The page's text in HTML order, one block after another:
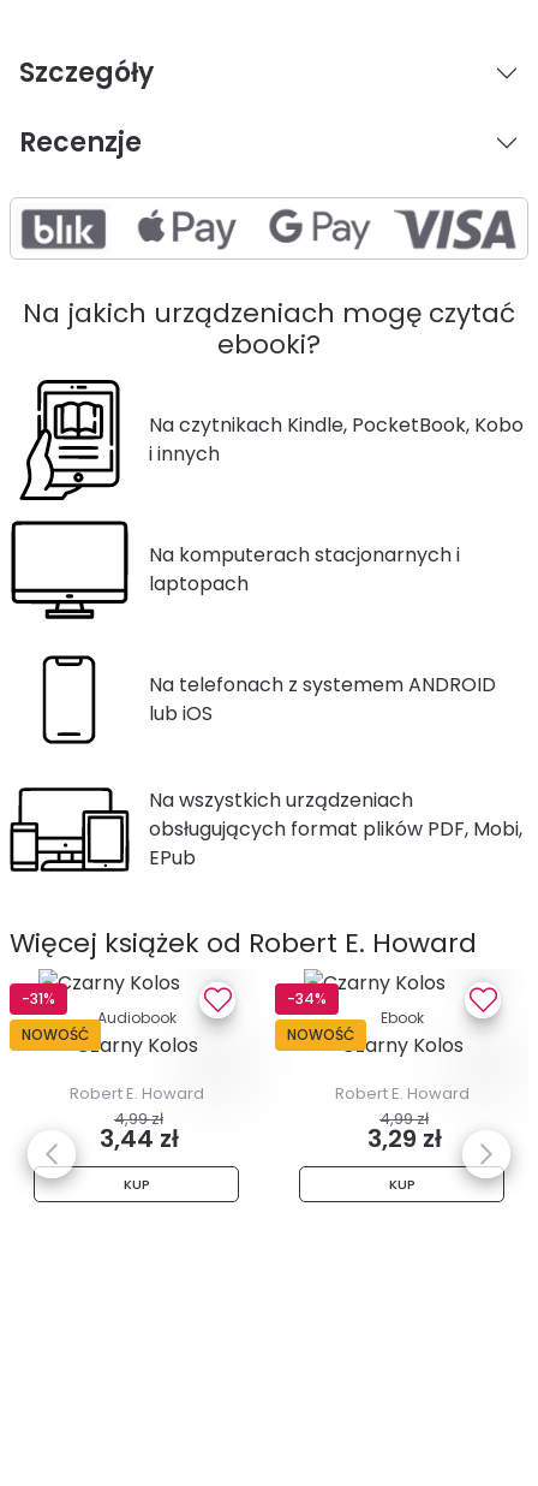
Szczegóły
Recenzje
Na jakich urządzeniach mogę czytać
ebooki?
Na czytnikach Kindle, PocketBook, Kobo
i innych
Na komputerach stacjonarnych i
laptopach
Na telefonach z systemem ANDROID
lub iOS
Na wszystkich urządzeniach
obsługujących format plików PDF, Mobi,
EPub
Więcej książek od Robert E. Howard
-31%
NOWOŚĆ
Audiobook
Czarny Kolos
Robert E. Howard
4,99 zł
3,44 zł
KUP
-34%
NOWOŚĆ
Ebook
Czarny Kolos
Robert E. Howard
4,99 zł
3,29 zł
KUP